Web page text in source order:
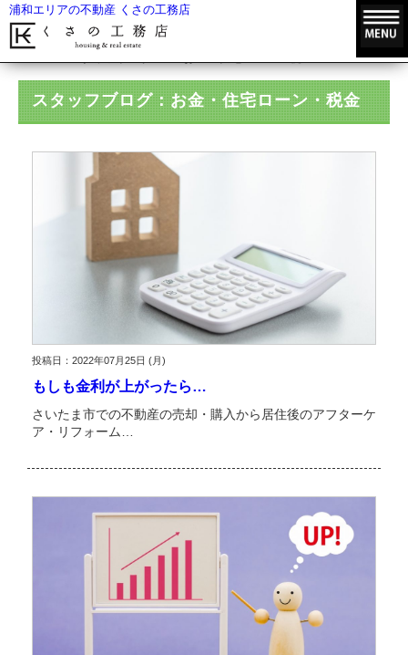
浦和エリアの不動産 くさの工務店
スタッフブログ：お金・住宅ローン・税金
投稿日：2022年07月25日 (月)
もしも金利が上がったら…
さいたま市での不動産の売却・購入から居住後のアフターケ
ア・リフォーム…